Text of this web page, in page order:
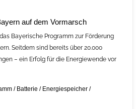
auf dem Vormarsch
Bayerische Programm zur Förderung
Seitdem sind bereits über 20.000
– ein Erfolg für die Energiewende vor
/ Batterie / Energiespeicher /